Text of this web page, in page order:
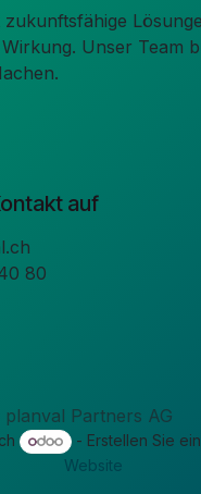
zukunftsfähige
Unser Team
auf
80
planval Partners AG
- Erstellen Sie
Website